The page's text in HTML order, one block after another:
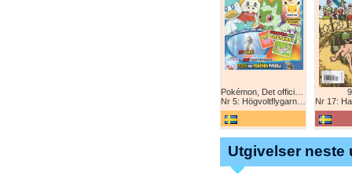
Nr 5: Högvoltflygarna mot Svart Rayquaza!
Nr 17: Harald
Utgivelser neste